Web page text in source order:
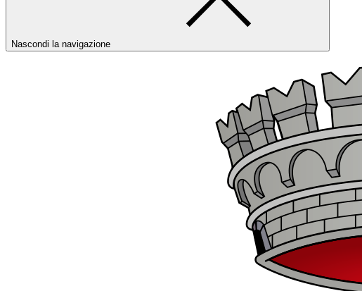
Nascondi la navigazione